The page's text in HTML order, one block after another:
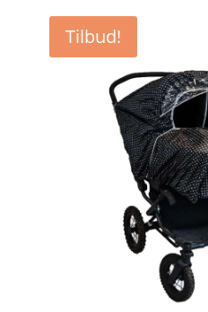
Tilbud!